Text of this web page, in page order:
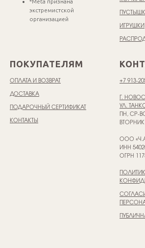
*Meta признана
экстремистской
организацией
ИГРУШКИ
ПОКУПАТЕЛЯМ
ОПЛАТА И ВОЗВРАТ
ДОСТАВКА
ПОДАРОЧНЫЙ СЕРТИФИКАТ
КОНТАКТЫ
+7 913-
Г.
УЛ.
ПН, СР-
ООО
ИНН
ОГРН